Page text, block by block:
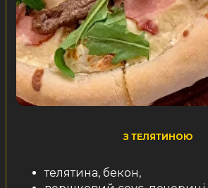
З ТЕЛЯТИНОЮ
телятина, бекон,